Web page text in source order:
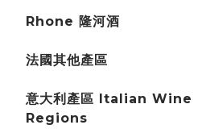
Rhone 隆河酒
法國其他產區
意大利產區 Italian Wine
Regions